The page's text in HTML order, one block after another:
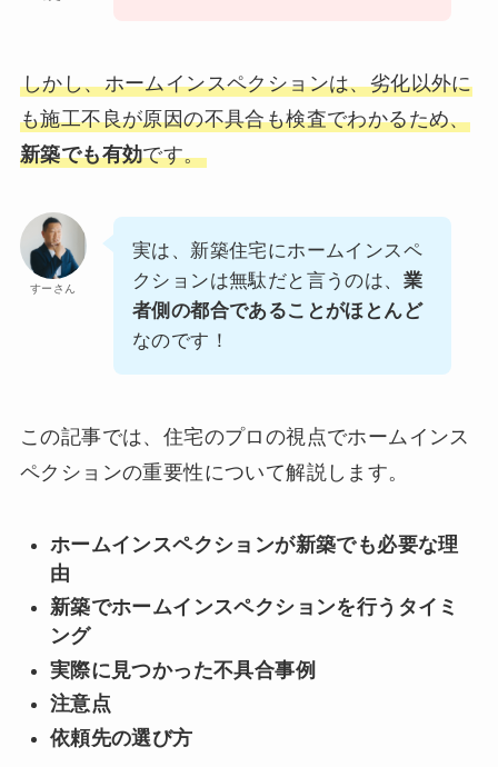
しかし、ホームインスペクションは、劣化以外に
も施工不良が原因の不具合も検査でわかるため、
新築でも有効です。
すーさん
実は、新築住宅にホームインスペ
クションは無駄だと言うのは、 業
者側の都合であることがほとんど
なのです！
この記事では、住宅のプロの視点でホームインス
ペクションの重要性について解説します。
ホームインスペクションが新築でも必要な理
由
新築でホームインスペクションを行うタイミ
ング
実際に見つかった不具合事例
注意点
依頼先の選び方